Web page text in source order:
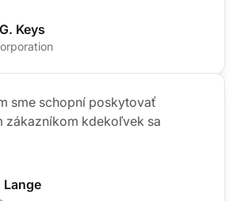
Keys
sme schopní poskytovať
zákazníkom kdekoľvek sa